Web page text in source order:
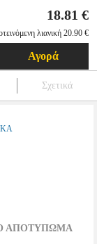
18.81 €
λιανική 20.90 €
Αγορά
Σχετικά
ΑΠΟΤΥΠΩΜΑ